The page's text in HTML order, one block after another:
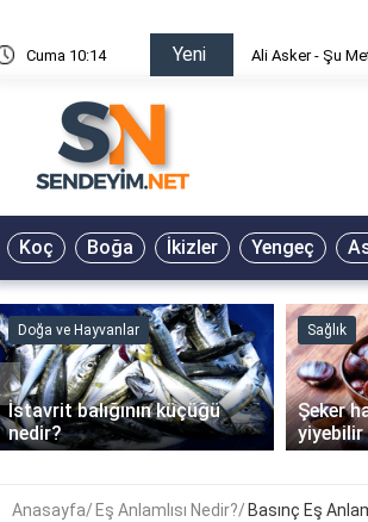
Cuma 10:14 Yeni Ali Asker - Şu
Koç Boğa İkizler Yengeç
Doğa ve Hayvanlar
İstavrit balığının küçüğü
nedir?
Sağlık
Şeker
yiyebilir
‹
Anasayfa Eş Anlamlısı Nedir? Basınç Eş